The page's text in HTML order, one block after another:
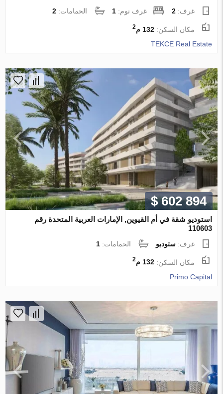
غرف:2 غرف نوم:1 الحمامات:2
مكان السكن:132 م 2
TEKCE Real Estate
$ 602 894
استوديو شقة في أم القيوين, الإمارات العربية المتحدة رقم
110603
غرف:ستوديو الحمامات:1
مكان السكن:132 م 2
Primo Capital